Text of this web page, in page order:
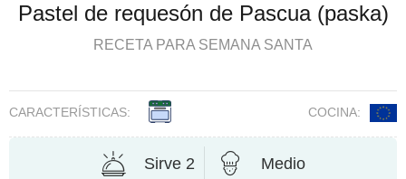
Pastel de requesón de Pascua (paska)
RECETA PARA SEMANA SANTA
CARACTERÍSTICAS: COCINA:
Sirve 2 Medio